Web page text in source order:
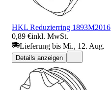
HKL Reduzierring 1893M2016
0,89 €inkl. MwSt.
Lieferung bis Mi., 12. Aug.
Details anzeigen